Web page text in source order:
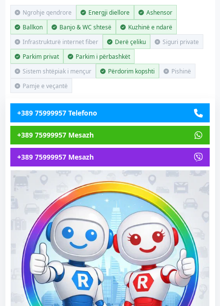
Ngrohje qendrore Energji diellore
Ashensor
Ballkon
Banjo & WC shtesë
Kuzhinë e ndarë
Infrastrukturë internet fiber
Derë çeliku
Siguri private
Parkim privat
Parkim i përbashkët
Sistem shtëpiak i mençur
Përdorim kopshti
Pishinë
Pamje e veçantë
+389 75999957 Telefono
+389 75999957 Mesazh
+389 75999957 Mesazh